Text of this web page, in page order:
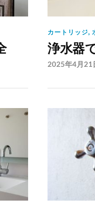
カートリッジ,
浄水器
2025年4月21